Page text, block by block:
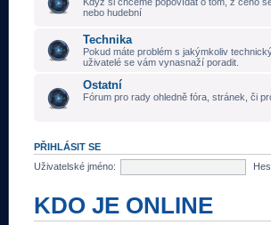
nebo hudební
Technika
Pokud máte problém s jakýmkoliv
uživatelé se vám vynasnaží poradit.
Ostatní
Fórum pro rady ohledně fóra, stránek, či
PŘIHLÁSIT SE
Uživatelské jméno:
KDO JE ONLINE